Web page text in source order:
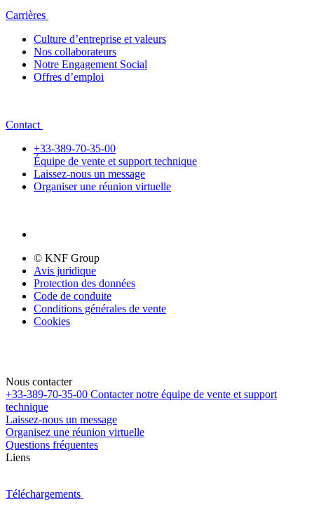
Carrières
Culture d’entreprise et valeurs
Nos collaborateurs
Notre Engagement Social
Offres d’emploi
Contact
+33-389-70-35-00
Équipe de vente et support technique
Laissez-nous un message
Organiser une réunion virtuelle
© KNF Group
Avis juridique
Protection des données
Code de conduite
Conditions générales de vente
Cookies
Nous contacter
+33-389-70-35-00 Contacter notre équipe de vente et support
technique
Laissez-nous un message
Organisez une réunion virtuelle
Questions fréquentes
Liens
Téléchargements